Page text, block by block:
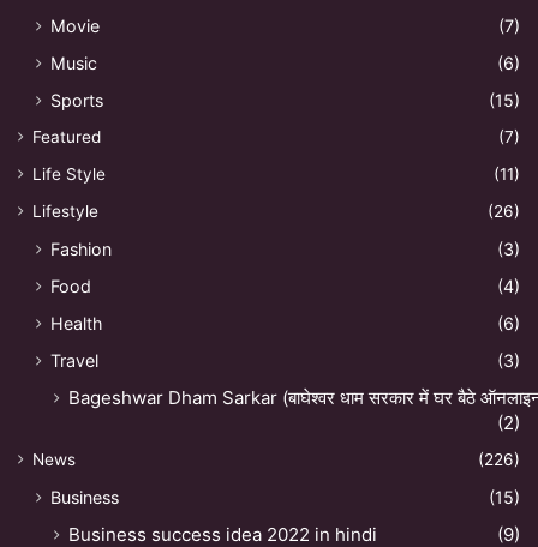
Movie
(7)
Music
(6)
Sports
(15)
Featured
(7)
Life Style
(11)
Lifestyle
(26)
Fashion
(3)
Food
(4)
Health
(6)
Travel
(3)
Bageshwar Dham Sarkar (बाघेश्वर धाम सरकार में घर बैठे
(2)
News (226)
Business (15)
Business success idea 2022 in hindi
(9)